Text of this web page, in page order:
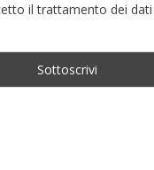
il trattamento dei dati